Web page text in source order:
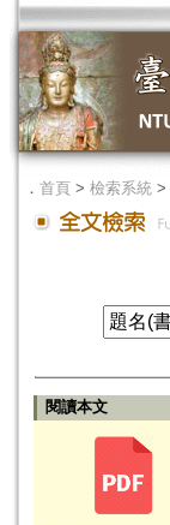
． 首頁 > 檢索系統 >
閱讀本文